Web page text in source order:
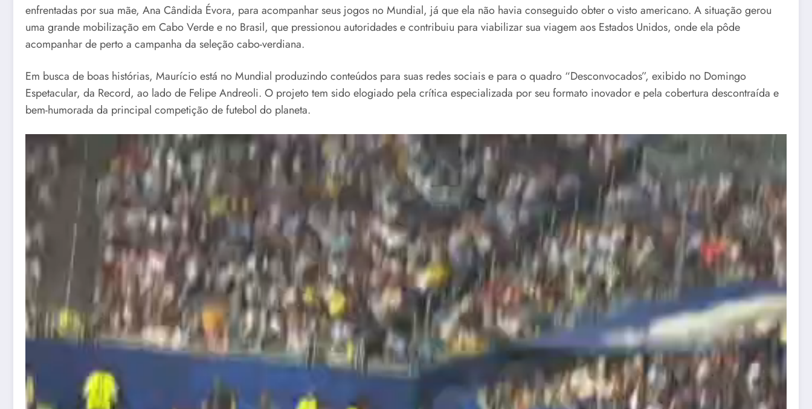
enfrentadas por sua mãe, Ana Cândida Évora, para acompanhar seus jogos no Mundial, já que ela não havia conseguido obter o visto americano. A situação gerou
uma grande mobilização em Cabo Verde e no Brasil, que pressionou autoridades e contribuiu para viabilizar sua viagem aos Estados Unidos, onde ela pôde
acompanhar de perto a campanha da seleção cabo-verdiana.
Em busca de boas histórias, Maurício está no Mundial produzindo conteúdos para suas redes sociais e para o quadro “Desconvocados”, exibido no Domingo
Espetacular, da Record, ao lado de Felipe Andreoli. O projeto tem sido elogiado pela crítica especializada por seu formato inovador e pela cobertura descontraída e
bem-humorada da principal competição de futebol do planeta.